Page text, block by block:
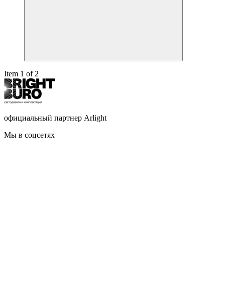
Item 1 of 2
официальный партнер Arlight
Мы в соцсетях